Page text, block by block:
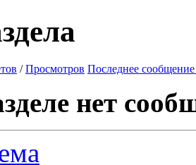
/Просмотров Последнее сообщение
нет